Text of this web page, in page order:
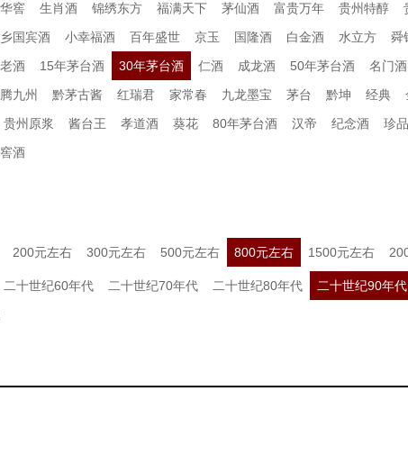
华窖 生肖酒 锦绣东方 福满天下 茅仙酒 富贵万年 贵州特醇
国宾酒 小幸福酒 百年盛世 京玉 国隆酒 白金酒 水立方 舜
酒 15年茅台酒 30年茅台酒 仁酒 成龙酒 50年茅台酒 名门酒
九州 黔茅古酱 红瑞君 家常春 九龙墨宝 茅台 黔坤 经典
贵州原浆 酱台王 孝道酒 葵花 80年茅台酒 汉帝 纪念酒 珍品
酒
200元左右 300元左右 500元左右 800元左右 1500元左右
二十世纪60年代 二十世纪70年代 二十世纪80年代
二十世纪90年代